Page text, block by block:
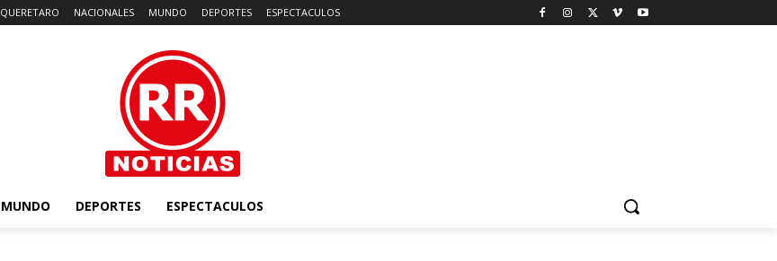
QUERETARO NACIONALES MUNDO DEPORTES ESPECTACULOS
MUNDO DEPORTES ESPECTACULOS